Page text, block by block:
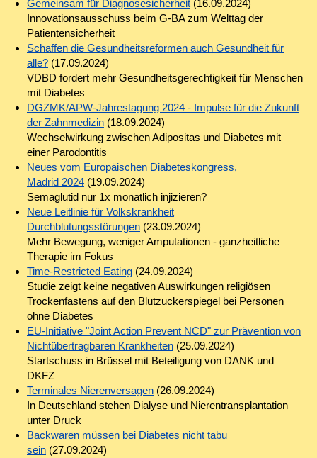
Gemeinsam für Diagnosesicherheit(16.09.2024)
Innovationsausschuss beim G-BA zum Welttag der
Patientensicherheit
Schaffen die Gesundheitsreformen auch Gesundheit für
alle?(17.09.2024)
VDBD fordert mehr Gesundheitsgerechtigkeit für Menschen
mit Diabetes
DGZMK/APW-Jahrestagung 2024 - Impulse für die Zukunft
der Zahnmedizin(18.09.2024)
Wechselwirkung zwischen Adipositas und Diabetes mit
einer Parodontitis
Neues vom Europäischen Diabeteskongress,
Madrid 2024(19.09.2024)
Semaglutid nur 1x monatlich injizieren?
Neue Leitlinie für Volkskrankheit
Durchblutungsstörungen(23.09.2024)
Mehr Bewegung, weniger Amputationen - ganzheitliche
Therapie im Fokus
Time-Restricted Eating(24.09.2024)
Studie zeigt keine negativen Auswirkungen religiösen
Trockenfastens auf den Blutzuckerspiegel bei Personen
ohne Diabetes
EU-Initiative "Joint Action Prevent NCD" zur Prävention von
Nichtübertragbaren Krankheiten(25.09.2024)
Startschuss in Brüssel mit Beteiligung von DANK und
DKFZ
Terminales Nierenversagen(26.09.2024)
In Deutschland stehen Dialyse und Nierentransplantation
unter Druck
Backwaren müssen bei Diabetes nicht tabu
sein(27.09.2024)